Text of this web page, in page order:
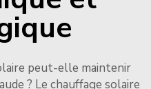
peut-elle maintenir
? Le chauffage solaire